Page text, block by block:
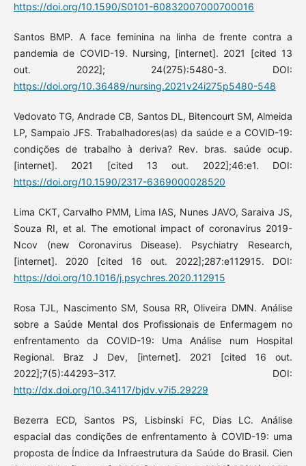
https://doi.org/10.1590/S0101-60832007000700016
Santos BMP. A face feminina na linha de frente contra a
pandemia de COVID-19. Nursing, [internet]. 2021 [cited 13
out. 2022]; 24(275):5480-3. DOI:
https://doi.org/10.36489/nursing.2021v24i275p5480-548
Vedovato TG, Andrade CB, Santos DL, Bitencourt SM, Almeida
LP, Sampaio JFS. Trabalhadores(as) da saúde e a COVID-19:
condições de trabalho à deriva? Rev. bras. saúde ocup.
[internet]. 2021 [cited 13 out. 2022];46:e1. DOI:
https://doi.org/10.1590/2317-6369000028520
Lima CKT, Carvalho PMM, Lima IAS, Nunes JAVO, Saraiva JS,
Souza RI, et al. The emotional impact of coronavirus 2019-
Ncov (new Coronavirus Disease). Psychiatry Research,
[internet]. 2020 [cited 16 out. 2022];287:e112915. DOI:
https://doi.org/10.1016/j.psychres.2020.112915
Rosa TJL, Nascimento SM, Sousa RR, Oliveira DMN. Análise
sobre a Saúde Mental dos Profissionais de Enfermagem no
enfrentamento da COVID-19: Uma Análise num Hospital
Regional. Braz J Dev, [internet]. 2021 [cited 16 out.
2022];7(5):44293–317. DOI:
http://dx.doi.org/10.34117/bjdv.v7i5.29229
Bezerra ECD, Santos PS, Lisbinski FC, Dias LC. Análise
espacial das condições de enfrentamento à COVID-19: uma
proposta de Índice da Infraestrutura da Saúde do Brasil. Cien